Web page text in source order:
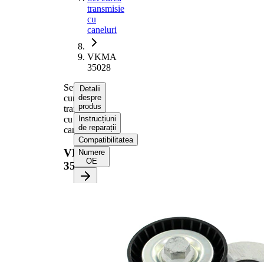
transmisie
cu
caneluri
VKMA
35028
Set
curea
transmisie
cu
caneluri
VKMA
35028
Detalii
despre
produs
Instrucțiuni
de reparații
Compatibilitatea
Numere
OE
21,36 mm
6